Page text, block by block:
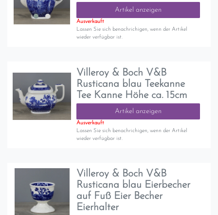
Artikel anzeigen
Ausverkauft
Lassen Sie sich benachrichigen, wenn der Artikel
wieder verfügbar ist.
Villeroy & Boch V&B
Rusticana blau Teekanne
Tee Kanne Höhe ca. 15cm
Artikel anzeigen
Ausverkauft
Lassen Sie sich benachrichigen, wenn der Artikel
wieder verfügbar ist.
Villeroy & Boch V&B
Rusticana blau Eierbecher
auf Fuß Eier Becher
Eierhalter